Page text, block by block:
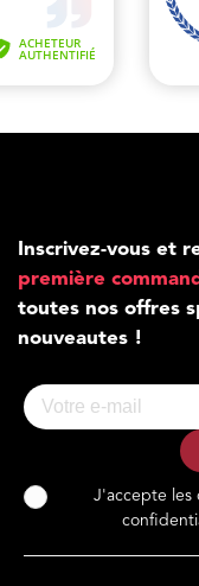
Inscrivez-vous et
première
toutes nos offres
nouveautes !
J'accepte les